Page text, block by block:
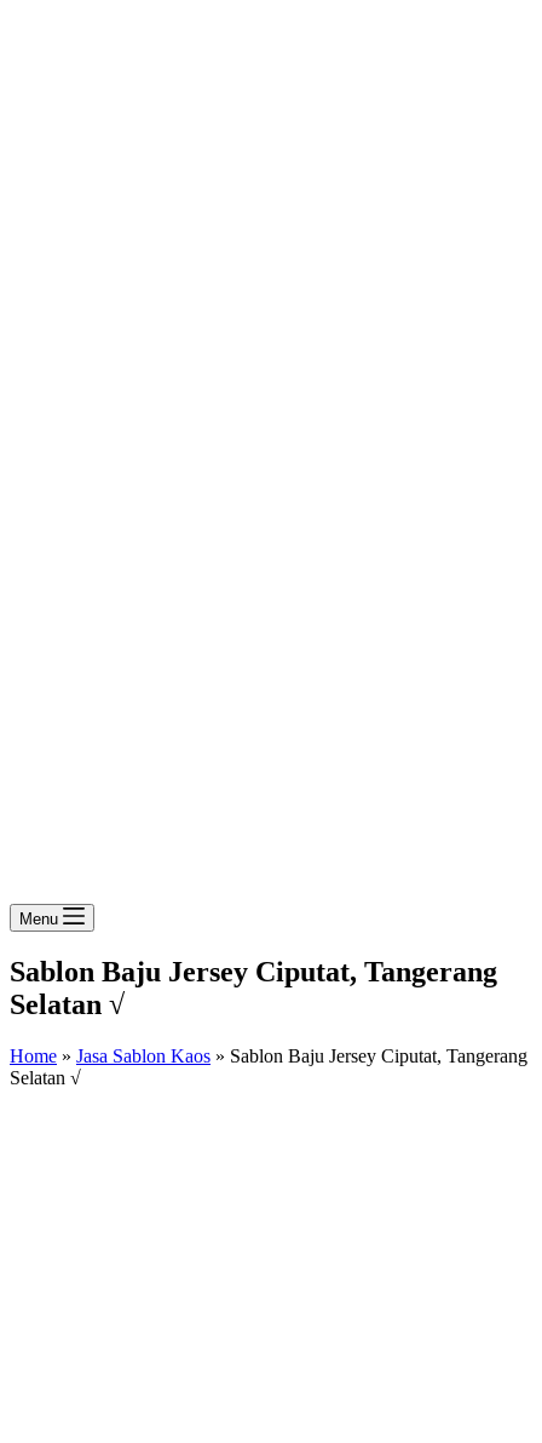
Menu
Sablon Baju Jersey Ciputat, Tangerang
Selatan √
Home » Jasa Sablon Kaos » Sablon Baju Jersey Ciputat, Tangerang
Selatan √